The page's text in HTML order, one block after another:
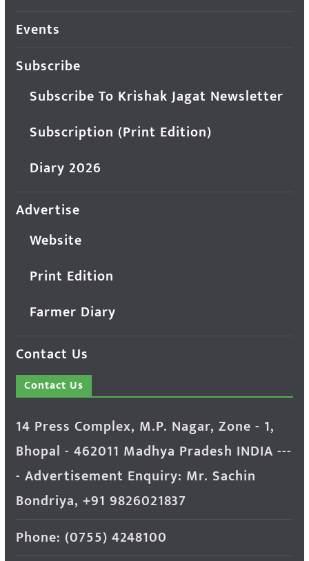
Events
Subscribe
Subscribe To Krishak Jagat Newsletter
Subscription (Print Edition)
Diary 2026
Advertise
Website
Print Edition
Farmer Diary
Contact Us
Contact Us
14 Press Complex, M.P. Nagar, Zone - 1,
Bhopal - 462011 Madhya Pradesh INDIA ---
- Advertisement Enquiry: Mr. Sachin
Bondriya, +91 9826021837
Phone: (0755) 4248100